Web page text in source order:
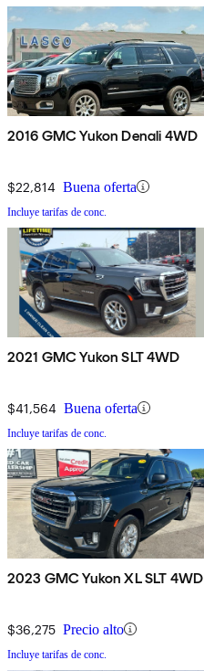
2016 GMC Yukon Denali 4WD
$22,814 Buena oferta
Incluye tarifas de conc.
2021 GMC Yukon SLT 4WD
$41,564 Buena oferta
Incluye tarifas de conc.
2023 GMC Yukon XL SLT 4WD
$36,275 Precio alto
Incluye tarifas de conc.